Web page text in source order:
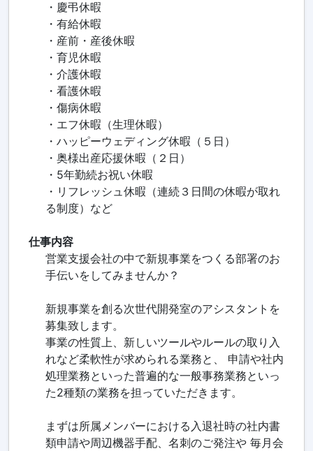
・慶弔休暇
・有給休暇
・産前・産後休暇
・育児休暇
・介護休暇
・看護休暇
・傷病休暇
・エフ休暇（生理休暇）
・ハッピーウェディング休暇（５日）
・奥様出産応援休暇（２日）
・5年勤続お祝い休暇
・リフレッシュ休暇（連続３日間の休暇が取れ
る制度）など
仕事内容
営業支援会社の中で新規事業をつくる部署のお
手伝いをしてみませんか？
新規事業を創る次世代開発室のアシスタントを
募集致します。
事業の性質上、新しいツールやルールの取り入
れなど柔軟性が求められる業務と、 申請や社内
処理業務といった普遍的な一般事務業務といっ
た2種類の業務を担っていただきます。
まずは所属メンバーにおける入退社時の社内書
類申請や周辺機器手配、名刺のご発注や 毎月会